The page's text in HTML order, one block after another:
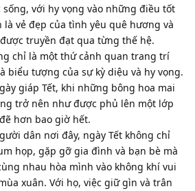
với hy vọng vào những điều tốt
vẻ đẹp của tình yêu quê hương và
truyền đạt qua từng thế hệ.
chỉ là một thứ cảnh quan trang trí
biểu tượng của sự kỳ diệu và hy vọng.
giáp Tết, khi những bông hoa mai
trở nên như được phủ lên một lớp
hơn bao giờ hết.
dân nơi đây, ngày Tết không chỉ
họp, gặp gỡ gia đình và bạn bè mà
nhau hòa mình vào không khí vui
xuân. Với họ, việc giữ gìn và trân